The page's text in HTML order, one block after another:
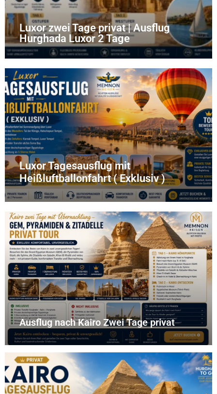
Luxor zwei Tage privat | Ausflug
Hurghada Luxor 2 Tage
Luxor Tagesausflug mit
Heißluftballonfahrt ( Exklusiv )
Ausflug nach Kairo Zwei Tage privat